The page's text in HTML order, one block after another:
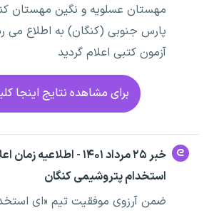
مهستان عسلویه و نگین مهستان
پارس جنوبی (کنگان) به اطلاع می
آزمون کتبی اعلام گردید
برای مشاهده نتایج اینجا
خبر ۲۵ مرداد ۱۴۰۱ -
استخدام پتروشیمی کنگان
ضمن آرزوی موفقیت تیم «ای